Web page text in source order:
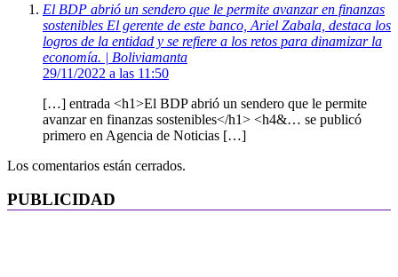
El BDP abrió un sendero que le permite avanzar en finanzas
sostenibles El gerente de este banco, Ariel Zabala, destaca los
logros de la entidad y se refiere a los retos para dinamizar la
economía. | Boliviamanta
29/11/2022 a las 11:50
[…] entrada <h1>El BDP abrió un sendero que le permite
avanzar en finanzas sostenibles</h1> <h4&… se publicó
primero en Agencia de Noticias […]
Los comentarios están cerrados.
PUBLICIDAD